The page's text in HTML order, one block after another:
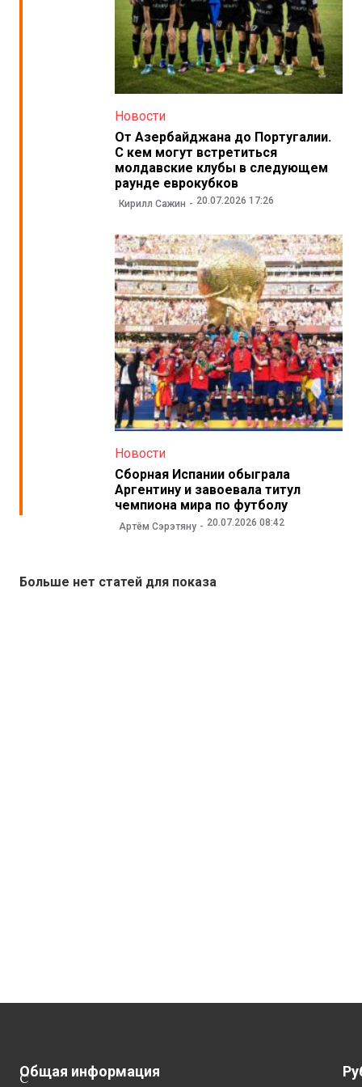
Новости
От Азербайджана до Португалии.
С кем могут встретиться
молдавские клубы в следующем
раунде еврокубков
Кирилл Сажин 20.07.2026 17:26
Новости
Сборная Испании обыграла
Аргентину и завоевала титул
чемпиона мира по футболу
Артём Сэрэтяну 20.07.2026 08:42
Больше нет статей для показа
С
Общая информация